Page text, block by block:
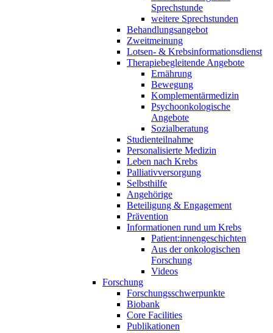
Sprechstunde
weitere Sprechstunden
Behandlungsangebot
Zweitmeinung
Lotsen- & Krebsinformationsdienst
Therapiebegleitende Angebote
Ernährung
Bewegung
Komplementärmedizin
Psychoonkologische
Angebote
Sozialberatung
Studienteilnahme
Personalisierte Medizin
Leben nach Krebs
Palliativversorgung
Selbsthilfe
Angehörige
Beteiligung & Engagement
Prävention
Informationen rund um Krebs
Patient:innengeschichten
Aus der onkologischen
Forschung
Videos
Forschung
Forschungsschwerpunkte
Biobank
Core Facilities
Publikationen